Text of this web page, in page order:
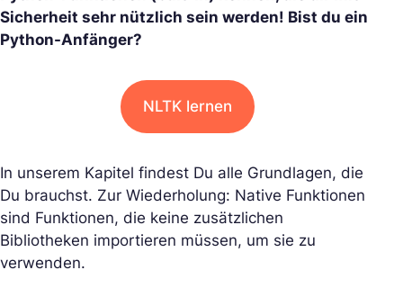
Sicherheit sehr nützlich sein werden! Bist du ein
Python-Anfänger?
NLTK lernen
In unserem Kapitel findest Du alle Grundlagen, die
Du brauchst. Zur Wiederholung: Native Funktionen
sind Funktionen, die keine zusätzlichen
Bibliotheken importieren müssen, um sie zu
verwenden.